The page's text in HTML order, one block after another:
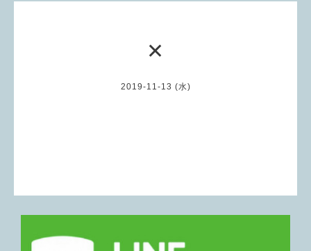
✕
2019-11-13 (水)